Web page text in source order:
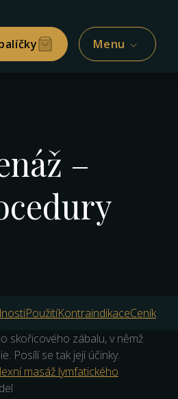
Menu
–
PoužitíKontraindikaceCeník
skořicového zábalu, v němž
Posílí se tak její účinky.
masáž lymfatického